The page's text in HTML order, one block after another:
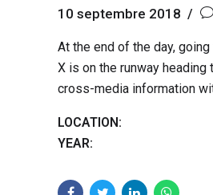
10 septembre 2018
At the end of the day,
X is on the runway
cross-media information
LOCATION:
YEAR: